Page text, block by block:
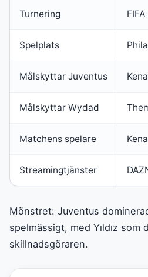
Turnering
Spelplats
Målskyttar Juventus
Målskyttar Wydad
Matchens spelare
Streamingtjänster
Mönstret: Juventus
spelmässigt, med Yıldız som
skillnadsgöraren.